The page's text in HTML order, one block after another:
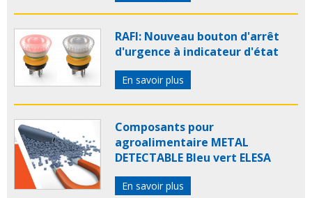
RAFI: Nouveau bouton d'arrêt
d'urgence à indicateur d'état
En savoir plus
Composants pour
agroalimentaire METAL
DETECTABLE Bleu vert ELESA
En savoir plus